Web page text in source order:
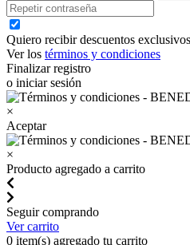
Quiero recibir descuentos
Ver los términos y condiciones
Finalizar registro
o iniciar sesión
×
Aceptar
×
Producto agregado a carrito
Seguir comprando
Ver carrito
0 item(s) agregado tu carrito